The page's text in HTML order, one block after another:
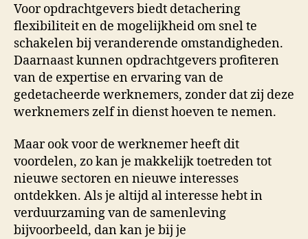
Voor opdrachtgevers biedt detachering
flexibiliteit en de mogelijkheid om snel te
schakelen bij veranderende omstandigheden.
Daarnaast kunnen opdrachtgevers profiteren
van de expertise en ervaring van de
gedetacheerde werknemers, zonder dat zij deze
werknemers zelf in dienst hoeven te nemen.
Maar ook voor de werknemer heeft dit
voordelen, zo kan je makkelijk toetreden tot
nieuwe sectoren en nieuwe interesses
ontdekken. Als je altijd al interesse hebt in
verduurzaming van de samenleving
bijvoorbeeld, dan kan je bij je